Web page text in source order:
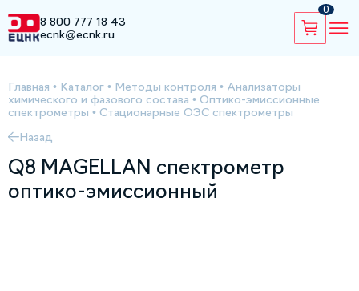
8 800 777 18 43
ecnk@ecnk.ru
0
Главная • Каталог • Методы контроля • Анализаторы
химического и фазового состава • Оптико-эмиссионные
спектрометры • Стационарные ОЭС спектрометры
Назад
Q8 MAGELLAN спектрометр
оптико-эмиссионный